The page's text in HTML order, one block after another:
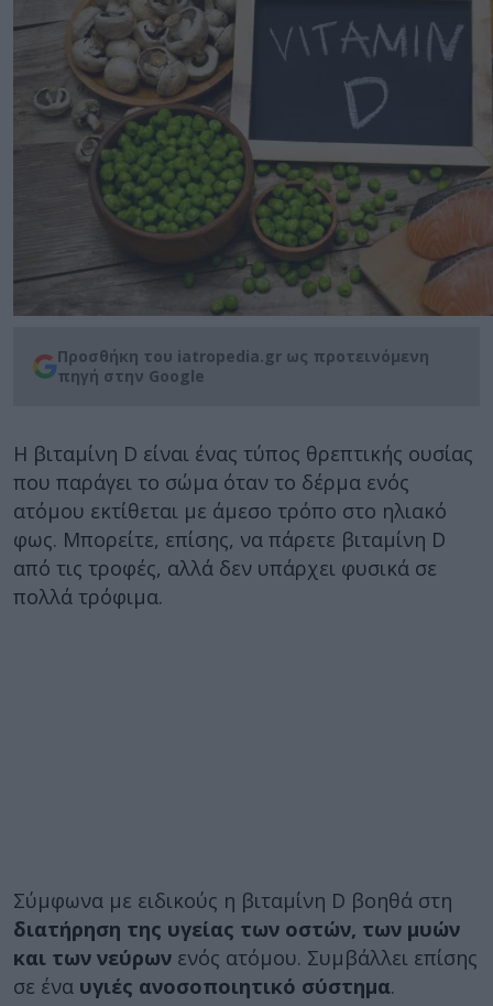
Προσθήκη του iatropedia.gr ως προτεινόμενη
πηγή στην Google
Η βιταμίνη D είναι ένας τύπος θρεπτικής ουσίας
που παράγει το σώμα όταν το δέρμα ενός
ατόμου εκτίθεται με άμεσο τρόπο στο ηλιακό
φως. Μπορείτε, επίσης, να πάρετε βιταμίνη D
από τις τροφές, αλλά δεν υπάρχει φυσικά σε
πολλά τρόφιμα.
Σύμφωνα με ειδικούς η βιταμίνη D βοηθά στη
διατήρηση της υγείας των οστών, των μυών
και των νεύρων ενός ατόμου. Συμβάλλει επίσης
σε ένα υγιές ανοσοποιητικό σύστημα.